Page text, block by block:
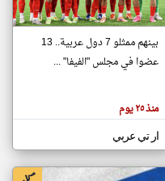
تغيير الدولة
القمر على مدار الساعة
جزر القمر العاجلة والمباشرة
بينهم ممثلو 7 دول عربية.. 13
عضوا في مجلس "الفيفا" ...
منذ ٢٥ يوم
ار تي عربي
klyoum.com